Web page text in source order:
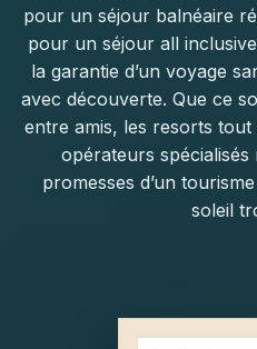
pour un séjour balnéaire
pour un séjour all
la garantie d’un voyage
avec découverte. Que ce
entre amis, les resorts
opérateurs
promesses d’un
soleil